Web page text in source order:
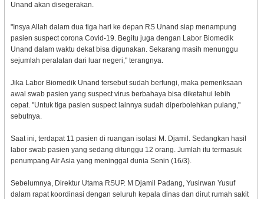
Unand akan disegerakan.
"Insya Allah dalam dua tiga hari ke depan RS Unand siap menampung
pasien suspect corona Covid-19. Begitu juga dengan Labor Biomedik
Unand dalam waktu dekat bisa digunakan. Sekarang masih menunggu
sejumlah peralatan dari luar negeri," terangnya.
Jika Labor Biomedik Unand tersebut sudah berfungi, maka pemeriksaan
awal swab pasien yang suspect virus berbahaya bisa diketahui lebih
cepat. "Untuk tiga pasien suspect lainnya sudah diperbolehkan pulang,"
sebutnya.
Saat ini, terdapat 11 pasien di ruangan isolasi M. Djamil. Sedangkan hasil
labor swab pasien yang sedang ditunggu 12 orang. Jumlah itu termasuk
penumpang Air Asia yang meninggal dunia Senin (16/3).
Sebelumnya, Direktur Utama RSUP. M Djamil Padang, Yusirwan Yusuf
dalam rapat koordinasi dengan seluruh kepala dinas dan dirut rumah sakit